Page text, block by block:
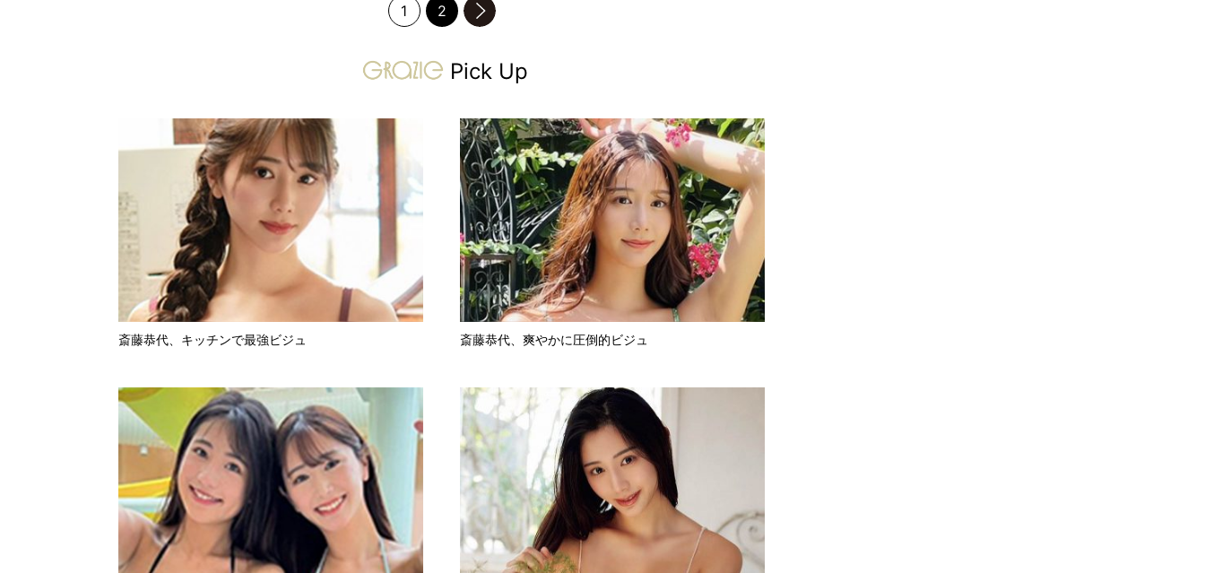
1 2
次のページへ
gravure-grazie
Pick Up
斎藤恭代、キッチンで最強ビジュ 斎藤恭代、爽やかに圧倒的ビジュ